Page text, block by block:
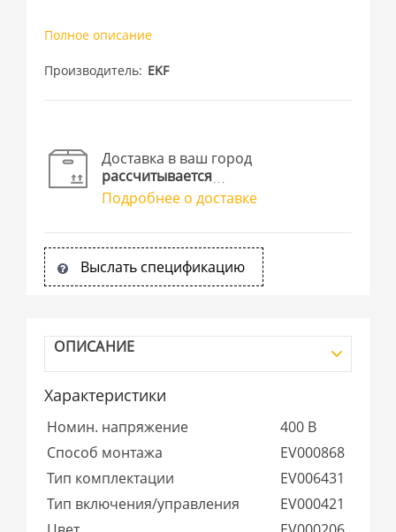
Полное описание
Производитель EKF
Доставка в ваш город
рассчитывается
Подробнее о доставке
Выслать спецификацию
ОПИСАНИЕ
Характеристики
Номин. напряжение
400 В
Способ монтажа
EV000868
Тип комплектации
EV006431
Тип включения/управления
EV000421